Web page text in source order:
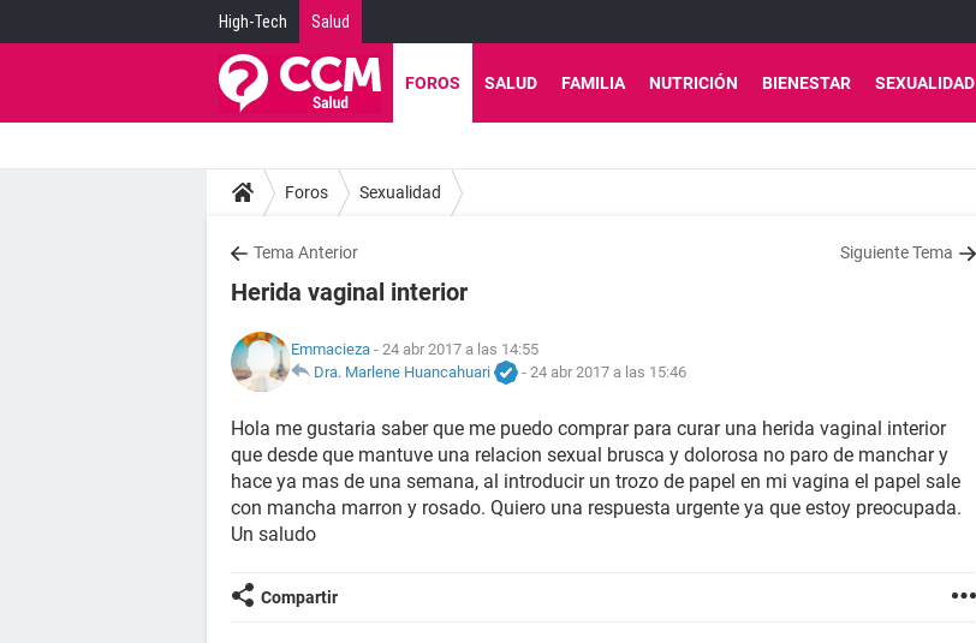
High-Tech Salud
FOROS SALUD FAMILIA NUTRICIÓN BIENESTAR SEXUALIDAD
Foros Sexualidad
Tema Anterior Siguiente Tema
Herida vaginal interior
Emmacieza - 24 abr 2017 a las 14:55
Dra. Marlene Huancahuari
- 24 abr 2017 a las 15:46
Hola me gustaria saber que me puedo comprar para curar una herida vaginal interior
que desde que mantuve una relacion sexual brusca y dolorosa no paro de manchar y
hace ya mas de una semana, al introducir un trozo de papel en mi vagina el papel sale
con mancha marron y rosado. Quiero una respuesta urgente ya que estoy preocupada.
Un saludo
Compartir